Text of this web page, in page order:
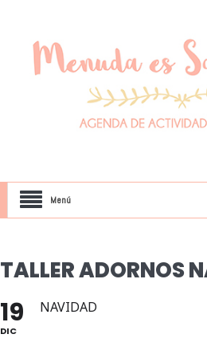
Menú
TALLER ADORNOS
19
DIC
NAVIDAD